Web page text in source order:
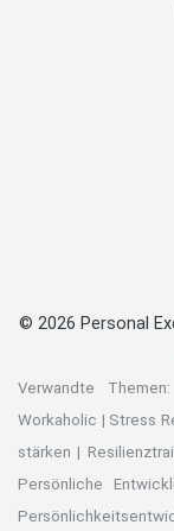
© 2026 Personal
Verwandte Themen:
Workaholic | Stress
stärken |
Persönliche